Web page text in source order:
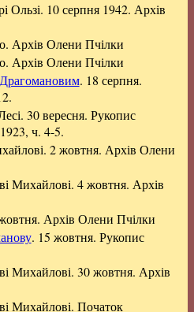
Ользі. 10 серпня 1942. Архів
Архів Олени Пчілки
Архів Олени Пчілки
. 18 серпня.
30 вересня. Рукопис
ч. 4-5.
2 жовтня. Архів Олени
Михайлові. 4 жовтня. Архів
Архів Олени Пчілки
. 15 жовтня. Рукопис
Михайлові. 30 жовтня. Архів
Михайлові. Початок